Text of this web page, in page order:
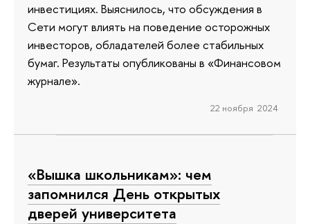
инвестициях. Выяснилось, что обсуждения в
Сети могут влиять на поведение осторожных
инвесторов, обладателей более стабильных
бумаг. Результаты опубликованы в «Финансовом
журнале».
22 ноября 2024
«Вышка школьникам»: чем
запомнился День открытых
дверей университета